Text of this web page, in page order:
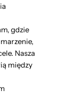
gdzie
Nasza
między